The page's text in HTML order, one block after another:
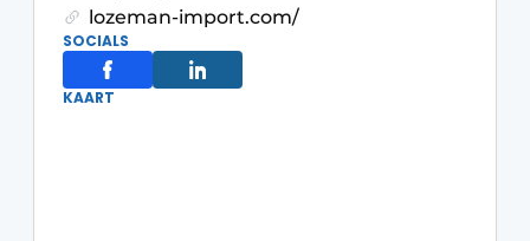
lozeman-import.com/
SOCIALS
KAART